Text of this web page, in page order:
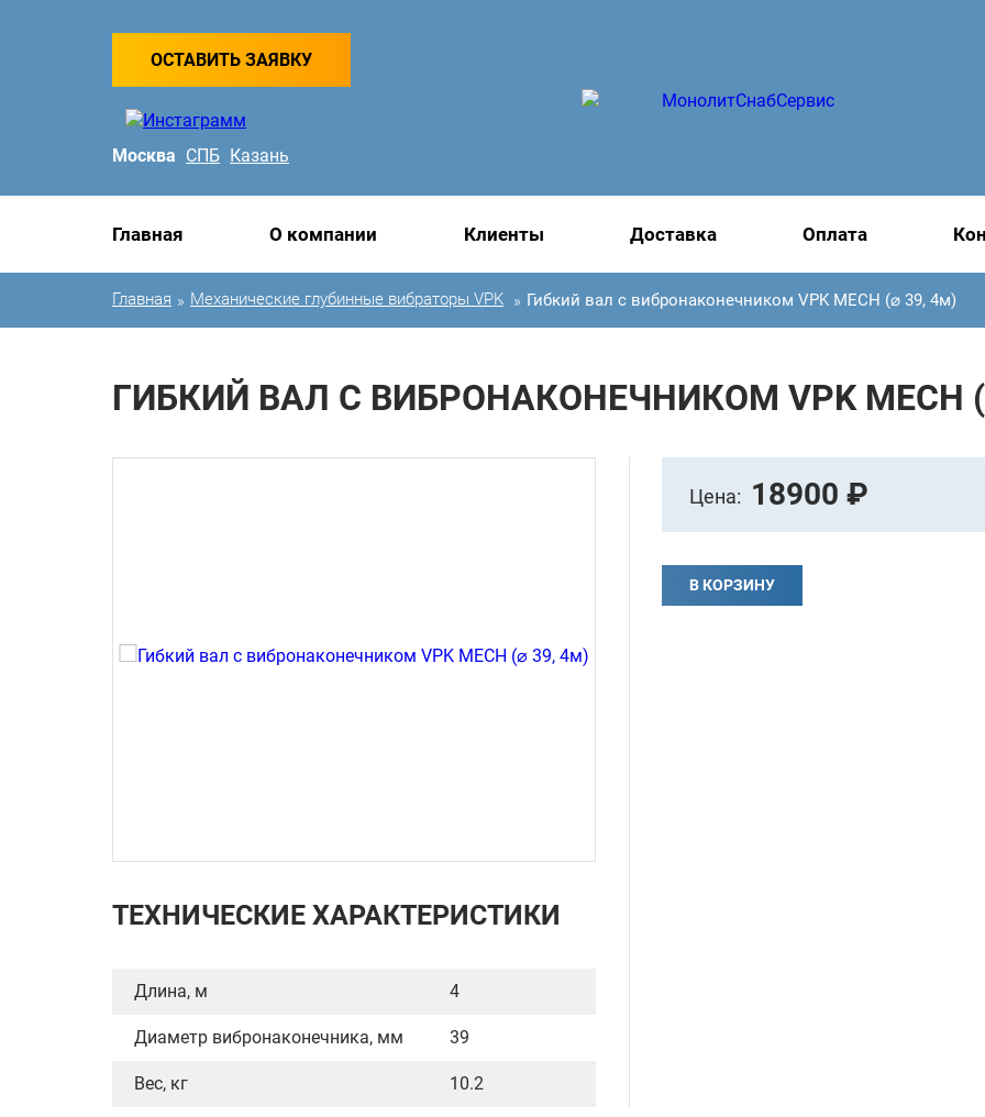
ОСТАВИТЬ ЗАЯВКУ
Москва СПБ Казань
Главная О компании Клиенты Доставка Оплата
Главная » Механические глубинные вибраторы VPK » Гибкий вал с вибронаконечником VPK MECH (⌀ 39, 4м)
ГИБКИЙ ВАЛ С ВИБРОНАКОНЕЧНИКОМ VPK MECH
ТЕХНИЧЕСКИЕ ХАРАКТЕРИСТИКИ
Длина, м 4
Диаметр вибронаконечника, мм 39
Вес, кг 10.2
Цена: 18900 ₽
В КОРЗИНУ